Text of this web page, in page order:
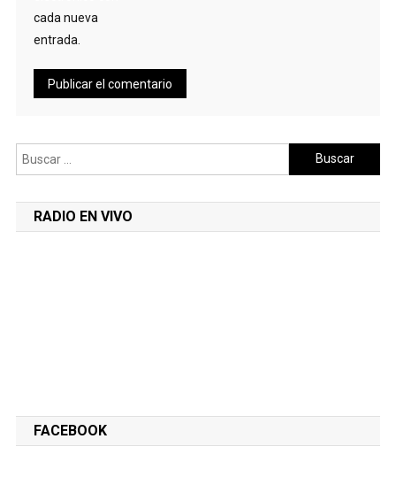
cada nueva
entrada.
Buscar:
RADIO EN VIVO
FACEBOOK